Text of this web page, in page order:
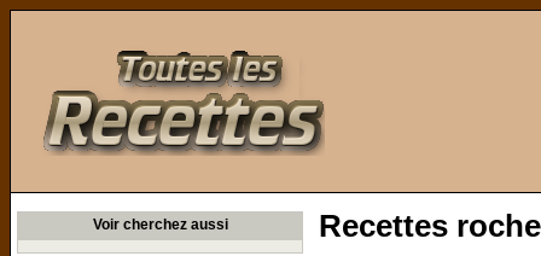
Voir cherchez aussi Recettes